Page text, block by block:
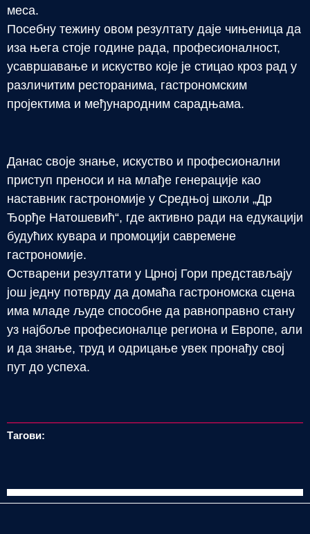
меса.
Посебну тежину овом резултату даје чињеница да
иза њега стоје године рада, професионалност,
усавршавање и искуство које је стицао кроз рад у
различитим ресторанима, гастрономским
пројектима и међународним сарадњама.
Данас своје знање, искуство и професионални
приступ преноси и на млађе генерације као
наставник гастрономије у Средњој школи „Др
Ђорђе Натошевић“, где активно ради на едукацији
будућих кувара и промоцији савремене
гастрономије.
Остварени резултати у Црној Гори представљају
још једну потврду да домаћа гастрономска сцена
има младе људе способне да равноправно стану
уз најбоље професионалце региона и Европе, али
и да знање, труд и одрицање увек пронађу свој
пут до успеха.
Тагови: